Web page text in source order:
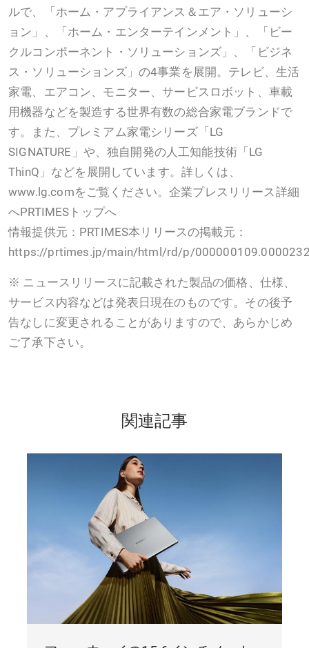
ルで、「ホーム・アプライアンス＆エア・ソリューシ
ョン」、「ホーム・エンターテインメント」、「ビー
クルコンポーネント・ソリューションズ」、「ビジネ
ス・ソリューションズ」の4事業を展開。テレビ、生活
家電、エアコン、モニター、サービスロボット、車載
用機器などを製造する世界有数の総合家電ブランドで
す。また、プレミアム家電シリーズ「LG
SIGNATURE」や、独自開発の人工知能技術「LG
ThinQ」などを展開しています。詳しくは、
www.lg.comをご覧ください。企業プレスリリース詳細
へPRTIMESトップへ
情報提供元：PRTIMES本リリースの掲載元：
https://prtimes.jp/main/html/rd/p/
※ ニュースリリースに記載された製品の価格、仕様、
サービス内容などは発表日現在のものです。その後予
告なしに変更されることがありますので、あらかじめ
ご了承下さい。
関連記事